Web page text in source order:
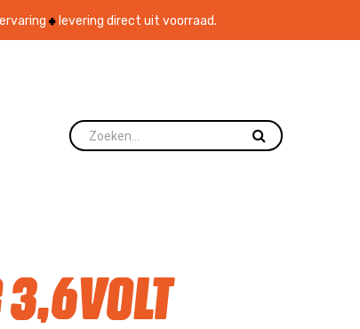
levering direct uit voorraad.
3,6volt